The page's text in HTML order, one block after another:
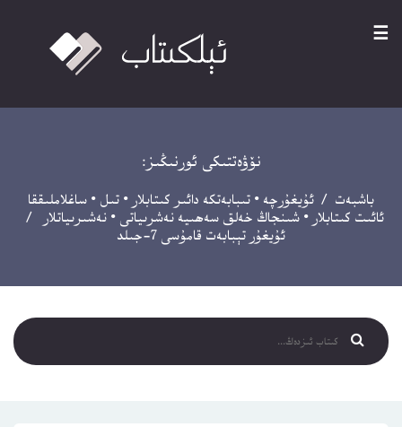
☰
نۆۋەتتىكى ئورنىڭىز:
باشبەت / ئۇيغۇرچە • تىبابەتكە دائىر كىتابلار • تىل • ساغلاملىققا
ئائىت كىتابلار •شىنجاڭ خەلق سەھىيە نەشرىياتى •نەشىرىياتلار
/
ئۇيغۇر تېبابەت قامۇسى 7-جىلد